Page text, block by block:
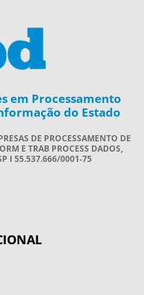
em Processamento
do Estado
DE PROCESSAMENTO DE
E TRAB PROCESS DADOS,
I 55.537.666/0001-75